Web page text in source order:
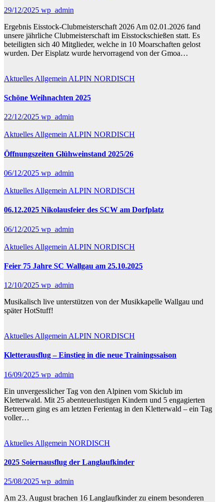
29/12/2025 wp_admin
Ergebnis Eisstock-Clubmeisterschaft 2026 Am 02.01.2026 fand
unsere jährliche Clubmeisterschaft im Eisstockschießen statt. Es
beteiligten sich 40 Mitglieder, welche in 10 Moarschaften gelost
wurden. Der Eisplatz wurde hervorragend von der Gmoa…
Aktuelles Allgemein ALPIN NORDISCH
Schöne Weihnachten 2025
22/12/2025 wp_admin
AktuellesAllgemeinALPIN NORDISCH
Öffnungszeiten Glühweinstand 2025/26
06/12/2025 wp_admin
Aktuelles Allgemein ALPIN NORDISCH
06.12.2025 Nikolausfeier des SCW am Dorfplatz
06/12/2025 wp_admin
Aktuelles Allgemein ALPIN NORDISCH
Feier 75 Jahre SC Wallgau am 25.10.2025
12/10/2025 wp_admin
Musikalisch live unterstützen von der Musikkapelle Wallgau und
später HotStuff!
Aktuelles Allgemein ALPIN NORDISCH
Kletterausflug – Einstieg in die neue Trainingssaison
16/09/2025 wp_admin
Ein unvergesslicher Tag von den Alpinen vom Skiclub im
Kletterwald. Mit 25 abenteuerlustigen Kindern und 5 engagierten
Betreuern ging es am letzten Ferientag in den Kletterwald – ein Tag
voller…
Aktuelles Allgemein NORDISCH
2025 Soiernausflug der Langlaufkinder
25/08/2025 wp_admin
Am 23. August brachen 16 Langlaufkinder zu einem besonderen